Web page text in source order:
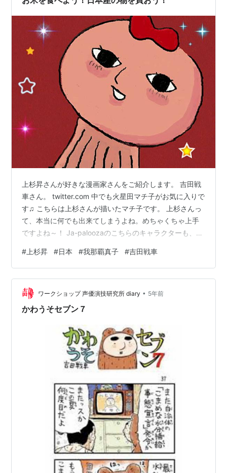
上杉昇さんが好きな漫画家さんをご紹介します。 吉田戦
車さん。 twitter.com 中でも火星田マチ子がお気に入りで
す♫ こちらは上杉さんが描いたマチ子です。 上杉さんっ
て、本当に何でも出来てしまうよね。めちゃくちゃ上手
ですよね～！ Ja-paloozaのこちらのキャラクターも、上
年特別バージョン♫ 知恵の輪も持ってます♫ 【Ja-
paloozaとは】2003年に上杉昇さん企画によりスタート
したオルタナティブロックイベント「Ja-palooza（ジャ
パルーザ）」。このイベントは、アメリカオルタナティ
ブロックの首領ジェーンズ・アディクションの…
# 上杉昇 #日本 #我那覇真子 #吉田戦車
ワークショップ 声優演技研究所 diary • 5年前
かわうそセブン７